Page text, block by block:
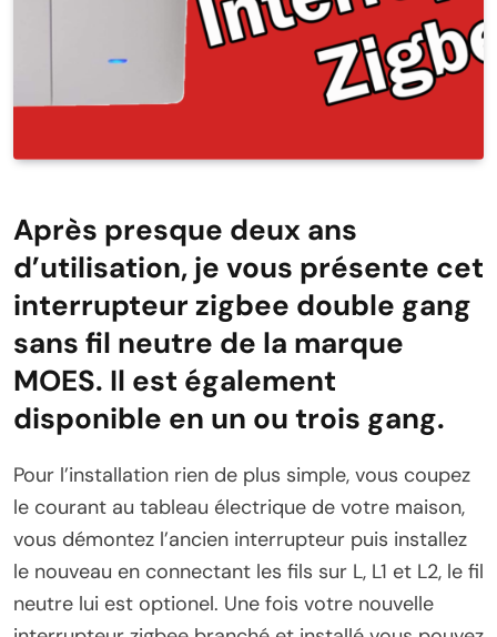
Après presque deux ans
d’utilisation, je vous présente cet
interrupteur zigbee double gang
sans fil neutre de la marque
MOES. Il est également
disponible en un ou trois gang.
Pour l’installation rien de plus simple, vous coupez
le courant au tableau électrique de votre maison,
vous démontez l’ancien interrupteur puis installez
le nouveau en connectant les fils sur L, L1 et L2, le fil
neutre lui est optionel. Une fois votre nouvelle